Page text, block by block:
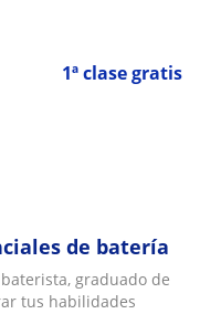
1ª clase gratis
de batería
graduado de
tus habilidades